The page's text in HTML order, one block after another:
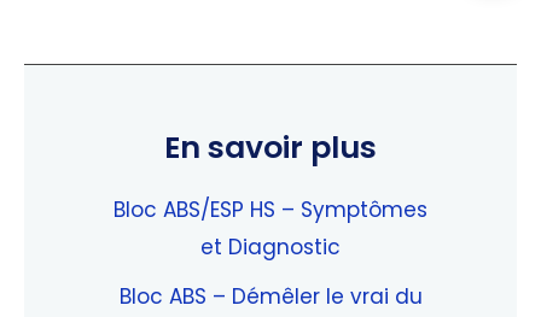
En savoir plus
Bloc ABS/ESP HS – Symptômes
et Diagnostic
Bloc ABS – Démêler le vrai du